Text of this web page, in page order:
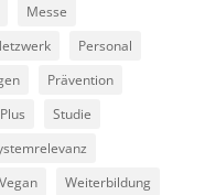
Messe
Personal
Prävention
Studie
Vegan Weiterbildung